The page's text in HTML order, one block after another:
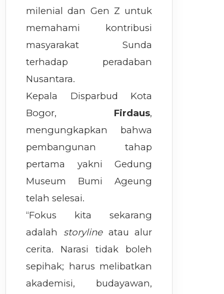
milenial dan Gen Z untuk
memahami kontribusi
masyarakat Sunda
terhadap peradaban
Nusantara.
Kepala Disparbud Kota
Bogor, Firdaus,
mengungkapkan bahwa
pembangunan tahap
pertama yakni Gedung
Museum Bumi Ageung
telah selesai.
“Fokus kita sekarang
adalah storylineatau alur
cerita. Narasi tidak boleh
sepihak; harus melibatkan
akademisi, budayawan,